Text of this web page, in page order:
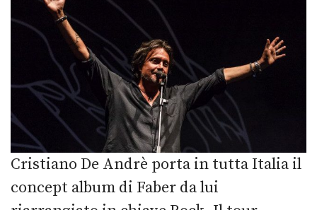
Cristiano De Andrè porta in tutta Italia il
concept album di Faber da lui